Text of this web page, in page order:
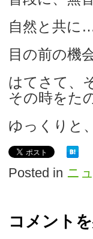
自然と共に
目の前の機
はてさて、
その時をた
ゆっくりと
Posted in ニ
コメント